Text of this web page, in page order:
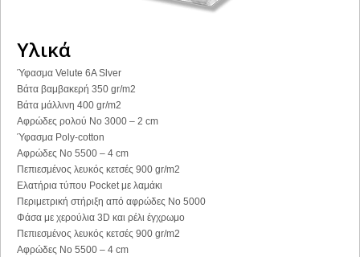
Υλικά
Ύφασμα Velute 6Α Slver
Βάτα βαμβακερή 350 gr/m2
Βάτα μάλλινη 400 gr/m2
Αφρώδες ρολού Νο 3000 – 2 cm
Ύφασμα Poly-cotton
Αφρώδες Νο 5500 – 4 cm
Πεπιεσμένος λευκός κετσές 900 gr/m2
Ελατήρια τύπου Pocket με λαμάκι
Περιμετρική στήριξη από αφρώδες Νο 5000
Φάσα με χερούλια 3D και ρέλι έγχρωμο
Πεπιεσμένος λευκός κετσές 900 gr/m2
Αφρώδες Νο 5500 – 4 cm